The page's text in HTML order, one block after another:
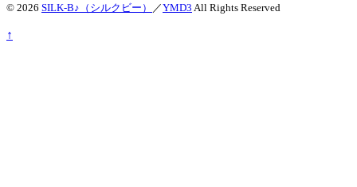
© 2026 SILK-B♪（シルクビー） ／YMD3 All Rights Reserved
↑